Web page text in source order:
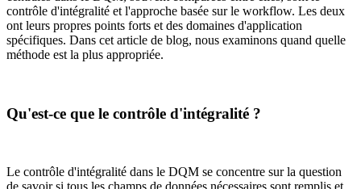
contrôle d'intégralité et l'approche basée sur le workflow. Les deux
ont leurs propres points forts et des domaines d'application
spécifiques. Dans cet article de blog, nous examinons quand quelle
méthode est la plus appropriée.
Qu'est-ce que le contrôle d'intégralité ?
Le contrôle d'intégralité dans le DQM se concentre sur la question